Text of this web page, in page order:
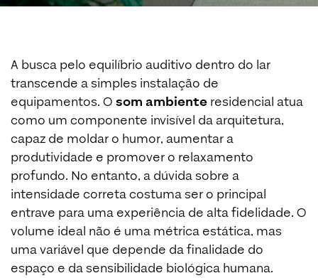
A busca pelo equilíbrio auditivo dentro do lar
transcende a simples instalação de
equipamentos. O som ambiente residencial atua
como um componente invisível da arquitetura,
capaz de moldar o humor, aumentar a
produtividade e promover o relaxamento
profundo. No entanto, a dúvida sobre a
intensidade correta costuma ser o principal
entrave para uma experiência de alta fidelidade. O
volume ideal não é uma métrica estática, mas
uma variável que depende da finalidade do
espaço e da sensibilidade biológica humana.